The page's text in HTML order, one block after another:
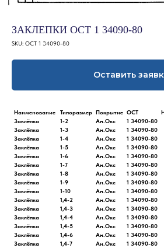
ЗАКЛЕПКИ ОСТ 1 34090-80
SKU: ОСТ 1 34090-80
Оставить
Наименование Типоразмер Покрытие ОСТ
Заклёпка
1-2 Ан.Окс 1 34090-80
Заклёпка
1-3 Ан.Окс 1 34090-80
Заклёпка
1-4 Ан.Окс 1 34090-80
Заклёпка
1-5 Ан.Окс 1 34090-80
Заклёпка
1-6 Ан.Окс 1 34090-80
Заклёпка
1-7 Ан.Окс 1 34090-80
Заклёпка
1-8 Ан.Окс 1 34090-80
Заклёпка
1-9 Ан.Окс 1 34090-80
Заклёпка
1-10 Ан.Окс 1 34090-80
Заклёпка
1,4-2 Ан.Окс 1 34090-80
Заклёпка
1,4-3 Ан.Окс 1 34090-80
Заклёпка
1,4-4 Ан.Окс 1 34090-80
Заклёпка
1,4-5 Ан.Окс 1 34090-80
Заклёпка
1,4-6 Ан.Окс 1 34090-80
Заклёпка
1,4-7 Ан.Окс 1 34090-80